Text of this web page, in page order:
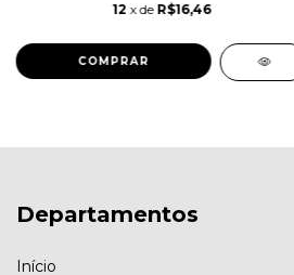
12 x de R$16,46
Departamentos
Início